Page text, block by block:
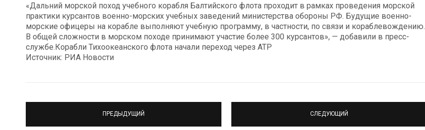
«Дальний морской поход учебного корабля Балтийского флота проходит в рамках проведения морской
практики курсантов военно-морских учебных заведений министерства обороны РФ. Будущие военно-
морские офицеры на корабле выполняют учебную программу, в частности, по связи и кораблевождению.
В общей сложности в морском походе принимают участие более 300 курсантов», — добавили в пресс-
службе.Корабли Тихоокеанского флота начали переход через АТР
Источник: РИА Новости
ПРЕДЫДУЩИЙ СЛЕДУЮЩИЙ